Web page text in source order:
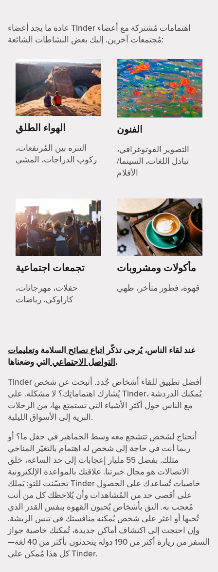
عادة ما يجد أعضاء Tinder اهتمامات مُشتركة مع أعضاء
مُجتمعات آخرين. إليك بعض النشاطات الشائعة:
الهواء الطلق
التنزه بين المُرتفعات،
ركوب الدراجات، المشي
الفنون
التصوير الفوتوغرافي،
تبادل اللغات، السينما/
الأفلام
تجمعات اجتماعية
حفلات، مهرجانات،
كاراوكي، رياضات
مأكولات ومشروبات
قهوة، فطور متأخر، طهي
عند لقاء الناس، يُرجى تذكّر اتباع نصائح السلامة وتعليمات
التواصل الاجتماعيالتي وضعناها.
Tinder أفضل تطبيق للقاء أشخاص جُدد. أتبحث عن شخص
يُشارك اهتماماتِك؟ لا مشكلة. على Tinder، يُمكنك الدردشة
مع الناس حول أكثر الأشياء التي تستمتع بها، من الرحلات
البرية إلى الأسواق الليلية.
أتحتاج لشخص تتشجع معه وسط الجماهير في حفل ما؟ أو
ربما أنت في حاجة إلى شخص له اهتمام بالتغيّر المناخي
مثلك. بفضل 55 مليار إعجابات إلى حد الساعة، خلق
الاتصالات هو مجال خبرتنا. علاقتك بالمواعدة الإلكترونية
تحسّنت للتو: يَملك Tinder خاصيات تُساعدك على الحصول
على أقصى حد من المُشاهدات وأن يُلاحظك كل من أنت
مُعجب به. التق بأشخاص يُحبون القهوة بنفس القدر الذي
تُحبها أو اعثر على شخص يُمكنه منافستك في تنس الريشة.
وإن احتجت إلى اكتشاف أماكن جديدة، تُمكنك خاصية جواز
السفر من زيارة أكثر من 190 دولة يتحدثون بأكثر من 40 لغة—
كل هذا مُمكن على Tinder.